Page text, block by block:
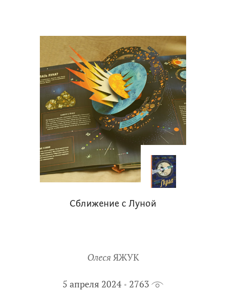
Сближение с Луной
Олеся ЯЖУК
5 апреля 2024 2763